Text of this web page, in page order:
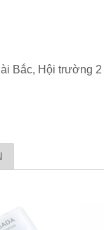
Bắc, Hội trường 2